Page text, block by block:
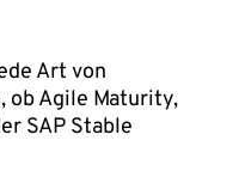
Art von
ob Agile Maturity,
SAP Stable